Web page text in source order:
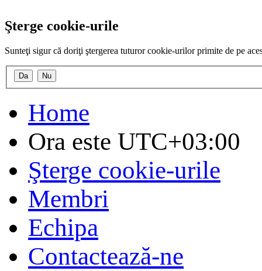
Şterge cookie-urile
Sunteţi sigur că doriţi ştergerea tuturor cookie-urilor primite de pe
Home
Ora este UTC+03:00
Şterge cookie-urile
Membri
Echipa
Contactează-ne